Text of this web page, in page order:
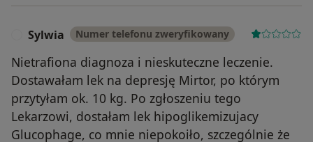
Sylwia Numer telefonu zweryfikowany
Nietrafiona diagnoza i nieskuteczne leczenie.
Dostawałam lek na depresję Mirtor, po którym
przytyłam ok. 10 kg. Po zgłoszeniu tego
Lekarzowi, dostałam lek hipoglikemizujacy
Glucophage, co mnie niepokoiło, szczególnie że